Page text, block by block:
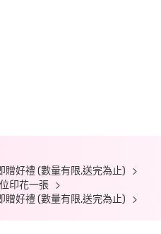
好禮 (數量有限,送完為止)
印花一張
好禮 (數量有限,送完為止)